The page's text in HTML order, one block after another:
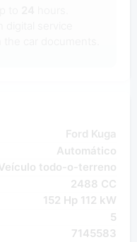
Ford Kuga
Automático
todo-o-terreno
2488 CC
152 Hp 112 kW
5
7145583